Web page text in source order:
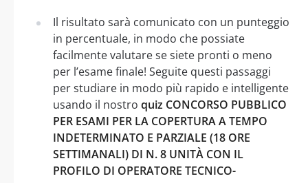
Il risultato sarà comunicato con un punteggio
in percentuale, in modo che possiate
facilmente valutare se siete pronti o meno
per l’esame finale! Seguite questi passaggi
per studiare in modo più rapido e intelligente
usando il nostro quiz CONCORSO PUBBLICO
PER ESAMI PER LA COPERTURA A TEMPO
INDETERMINATO E PARZIALE (18 ORE
SETTIMANALI) DI N. 8 UNITÀ CON IL
PROFILO DI OPERATORE TECNICO-